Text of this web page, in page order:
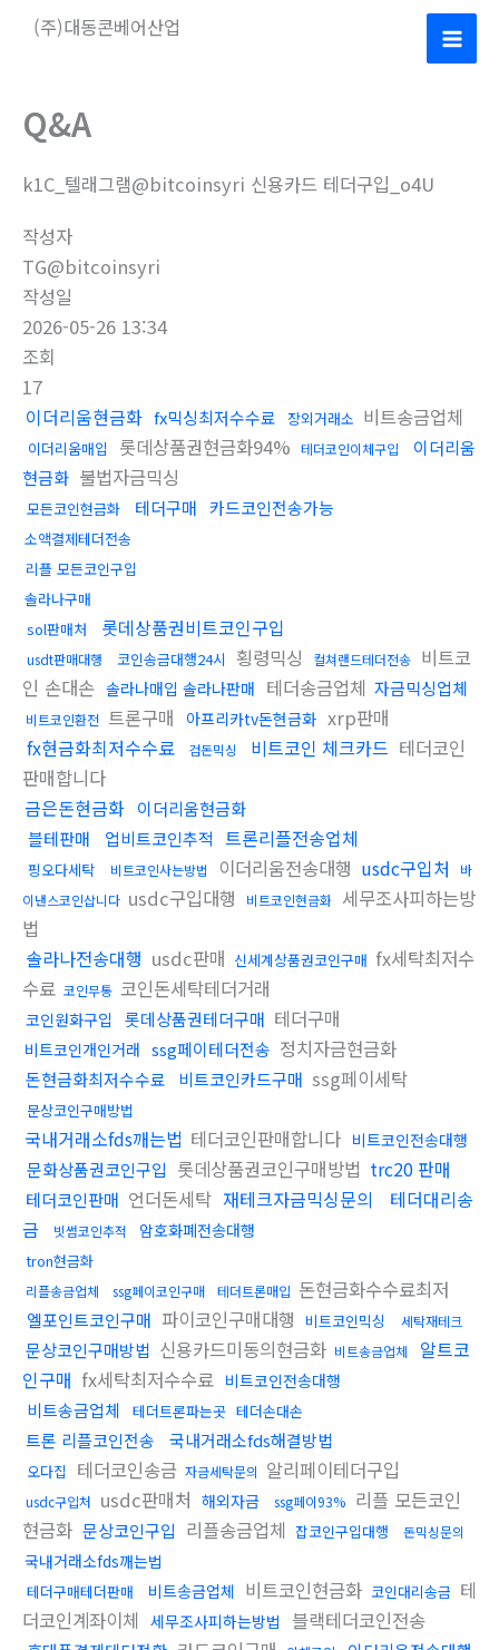
(주)대동콘베어산업
Main
Q&A
k1C_텔래그램@bitcoinsyri 신용카드 테더구입_o4U
작성자
TG@bitcoinsyri
작성일
2026-05-26 13:34
조회
17
이더리움현금화 fx믹싱최저수수료 장외거래소 비트송금업체
이더리움매입 롯데상품권현금화94% 테더코인이체구입
이더리움
현금화 불법자금믹싱
모든코인현금화 테더구매 카드코인전송가능
소액결제테더전송
리플 모든코인구입
솔라나구매
sol판매처
롯데상품권비트코인구입
usdt판매대행 코인송금대행24시 횡령믹싱 컬쳐랜드테더전송 비트코
인 손대손 솔라나매입 솔라나판매 테더송금업체 자금믹싱업체
비트코인환전 트론구매 아프리카tv돈현금화 xrp판매
fx현금화최저수수료
검돈믹싱 비트코인 체크카드 테더코인
판매합니다
금은돈현금화 이더리움현금화
블테판매
업비트코인추적 트론리플전송업체
핑오다세탁 비트코인사는방법 이더리움전송대행 usdc구입처
바
이낸스코인삽니다 usdc구입대행 비트코인현금화 세무조사피하는방
법
솔라나전송대행 usdc판매 신세계상품권코인구매 fx세탁최저수
수료 코인무통 코인돈세탁테더거래
코인원화구입 롯데상품권테더구매 테더구매
비트코인개인거래 ssg페이테더전송 정치자금현금화
돈현금화최저수수료 비트코인카드구매 ssg페이세탁
문상코인구매방법
국내거래소fds깨는법 테더코인판매합니다 비트코인전송대행
문화상품권코인구입 롯데상품권코인구매방법 trc20 판매
테더코인판매 언더돈세탁 재테크자금믹싱문의
테더대리송
금
빗썸코인추적 암호화폐전송대행
tron현금화
리플송금업체 ssg페이코인구매 테더트론매입 돈현금화수수료최저
엘포인트코인구매 파이코인구매대행 비트코인믹싱 세탁재테크
문상코인구매방법 신용카드미동의현금화 비트송금업체
알트코
인구매 fx세탁최저수수료 비트코인전송대행
비트송금업체 테더트론파는곳 테더손대손
트론 리플코인전송 국내거래소fds해결방법
오다집 테더코인송금 자금세탁문의 알리페이테더구입
usdc구입처 usdc판매처 해외자금 ssg페이93% 리플 모든코인
현금화 문상코인구입 리플송금업체 잡코인구입대행 돈믹싱문의
국내거래소fds깨는법
테더구매테더판매 비트송금업체 비트코인현금화 코인대리송금 테
더코인계좌이체 세무조사피하는방법 블랙테더코인전송